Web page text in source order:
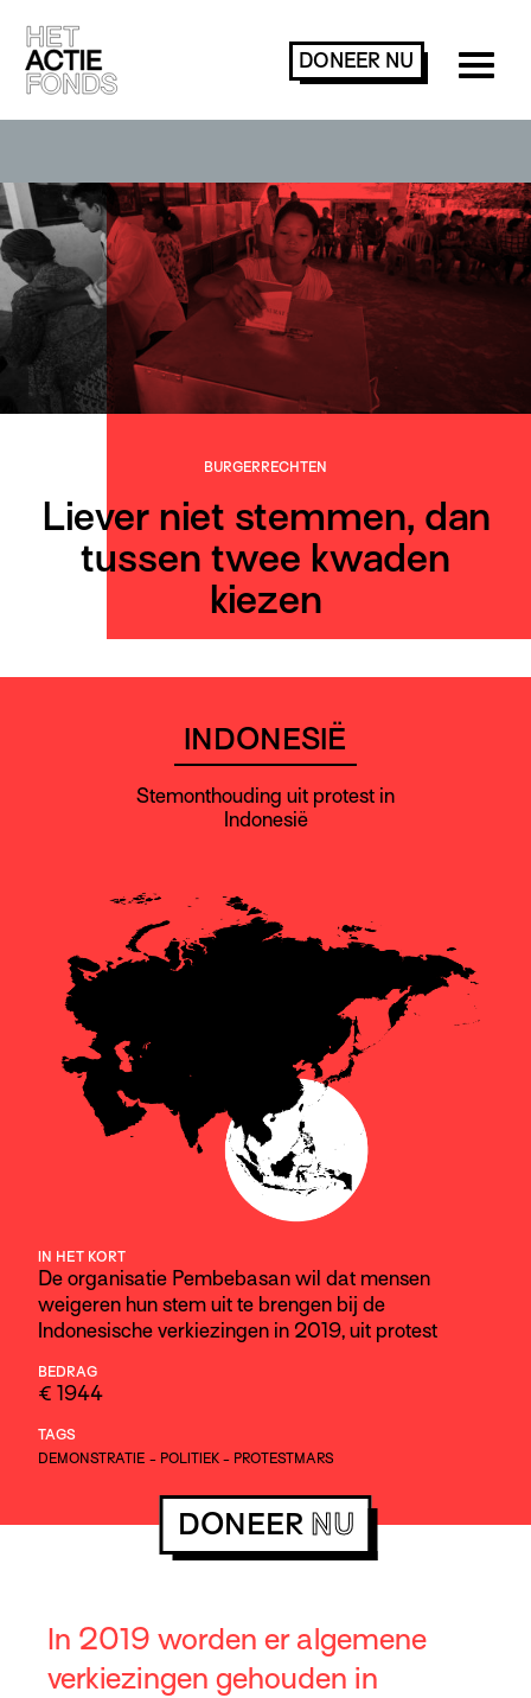
DONEER NU
BURGER­RECHTEN
Liever niet stemmen, dan
tussen twee kwaden
kiezen
INDONESIË
Stemonthouding uit protest in
Indonesië
IN HET KORT
De organisatie Pembebasan wil dat mensen
weigeren hun stem uit te brengen bij de
Indonesische verkiezingen in 2019, uit protest
BEDRAG
€ 1944
TAGS
DEMONSTRATIE - POLITIEK - PROTESTMARS
DONEER NU
In 2019 worden er algemene
verkiezingen gehouden in